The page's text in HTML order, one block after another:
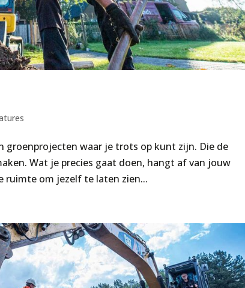
groenprojecten waar je trots op kunt zijn. Die de
Wat je precies gaat doen, hangt af van jouw
ruimte om jezelf te laten zien...